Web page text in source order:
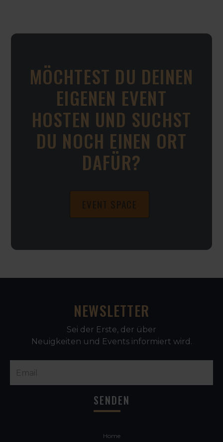
MÖCHTEST DU DEINEN
EIGENEN EVENT
HOSTEN UND SUCHST
DU NOCH EINEN ORT
DAFÜR?
EVENT SPACE
NEWSLETTER
Sei der Erste, der über
Neuigkeiten und Events informiert wird.
Home